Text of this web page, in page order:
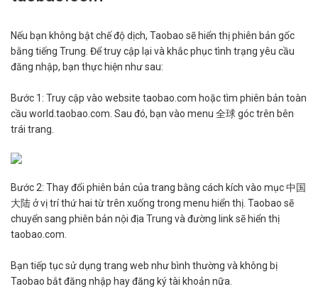
Nếu bạn không bật chế độ dịch, Taobao sẽ hiển thị phiên bản gốc
bằng tiếng Trung. Để truy cập lại và khắc phục tình trạng yêu cầu
đăng nhập, bạn thực hiện như sau:
Bước 1: Truy cập vào website taobao.com hoặc tìm phiên bản toàn
cầu world.taobao.com. Sau đó, bạn vào menu 全球 góc trên bên
trái trang.
Bước 2: Thay đổi phiên bản của trang bằng cách kích vào mục 中国
大陆 ở vị trí thứ hai từ trên xuống trong menu hiển thị. Taobao sẽ
chuyển sang phiên bản nội địa Trung và đường link sẽ hiển thị
taobao.com.
Bạn tiếp tục sử dụng trang web như bình thường và không bị
Taobao bắt đăng nhập hay đăng ký tài khoản nữa.